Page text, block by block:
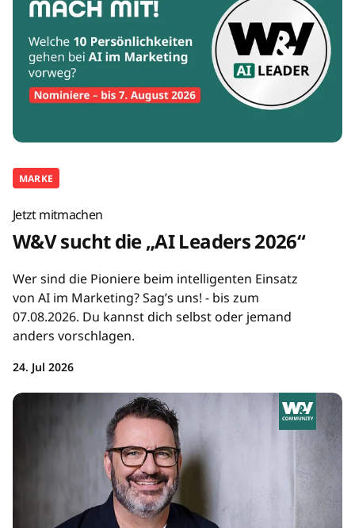
MARKE
Jetzt mitmachen
W&V sucht die „AI Leaders 2026“
Wer sind die Pioniere beim intelligenten Einsatz
von AI im Marketing? Sag’s uns! - bis zum
07.08.2026. Du kannst dich selbst oder jemand
anders vorschlagen.
24. Jul 2026